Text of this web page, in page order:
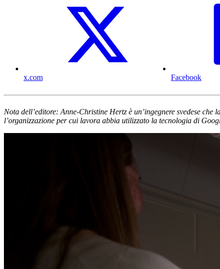
x.com Facebook
Nota dell’editore: Anne-Christine Hertz è un’ingegnere svedese
l’organizzazione per cui lavora abbia utilizzato la tecnologia di